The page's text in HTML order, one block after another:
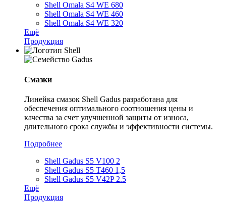
Shell Omala S4 WE 680
Shell Omala S4 WE 460
Shell Omala S4 WE 320
Ещё
Продукция
Смазки
Линейка смазок Shell Gadus разработана для
обеспечения оптимального соотношения цены и
качества за счет улучшенной защиты от износа,
длительного срока службы и эффективности системы.
Подробнее
Shell Gadus S5 V100 2
Shell Gadus S5 T460 1,5
Shell Gadus S5 V42P 2.5
Ещё
Продукция